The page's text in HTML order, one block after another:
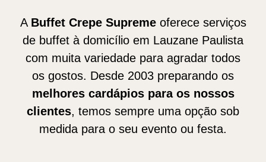
A Buffet Crepe Supremeoferece serviços
de buffet à domicílio em Lauzane Paulista
com muita variedade para agradar todos
os gostos. Desde 2003 preparando os
melhores cardápios para os nossos
clientes, temos sempre uma opção sob
medida para o seu evento ou festa.